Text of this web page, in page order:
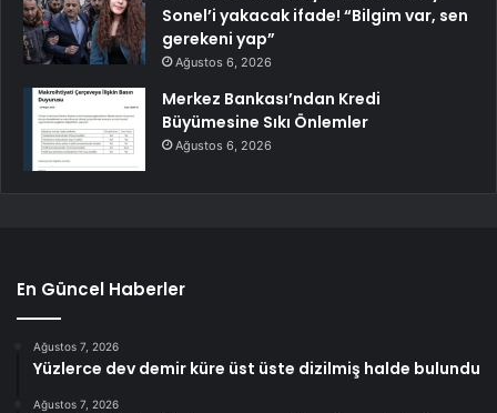
Sonel’i yakacak ifade! “Bilgim var, sen
gerekeni yap”
Ağustos 6, 2026
Merkez Bankası’ndan Kredi
Büyümesine Sıkı Önlemler
Ağustos 6, 2026
En Güncel Haberler
Ağustos 7, 2026
Yüzlerce dev demir küre üst üste dizilmiş halde bulundu
Ağustos 7, 2026